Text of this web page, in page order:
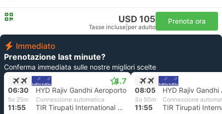
USD 105
Tasse incluse per adulto
Prenota ora
Immediato
Prenotazione last minute?
Conferma immediata sulle nostre migliori scelte
4.7
06:30 HYD Rajiv Gandhi Aeroporto
5o 25m Connessione automatica
11:55 TIR Tirupati International Airport
08:05 HYD Rajiv
3o 50m Connessione
11:55